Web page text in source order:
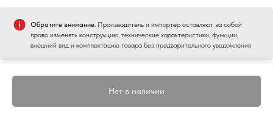
Нет в наличии
Обратите внимание. Производитель и импортер оставляют за собой
право изменять конструкцию, технические характеристики, функции,
внешний вид и комплектацию товара без предварительного уведомления